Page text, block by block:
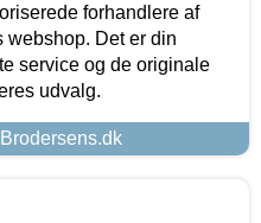
forhandlere af
Det er din
service og de originale
udvalg.